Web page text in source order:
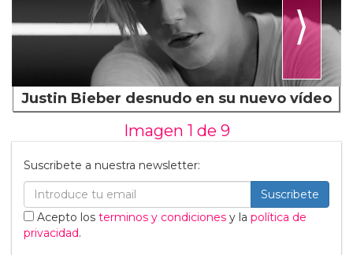
⟩
Justin Bieber desnudo en su nuevo vídeo
Imagen 1 de 9
Suscribete a nuestra newsletter:
Suscribete
Acepto los terminos y condiciones y la política de
privacidad.